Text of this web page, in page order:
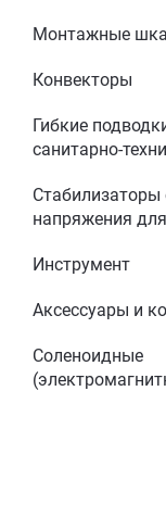
Монтажные
Конвекторы
Гибкие
санитарно-
Стабилизаторы
напряжения
Инструмент
Аксессуары и
Соленоидные